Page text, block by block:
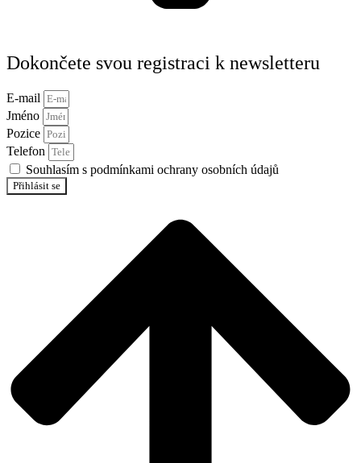
Dokončete svou registraci k newsletteru
E-mail
Jméno
Pozice
Telefon
Souhlasím s podmínkami ochrany osobních údajů
Přihlásit se